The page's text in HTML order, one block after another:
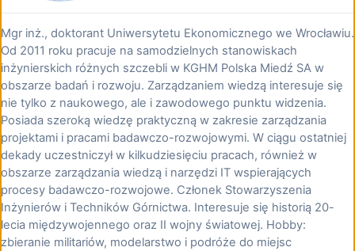
Mgr inż., doktorant Uniwersytetu Ekonomicznego we Wrocławiu.
Od 2011 roku pracuje na samodzielnych stanowiskach
inżynierskich różnych szczebli w KGHM Polska Miedź SA w
obszarze badań i rozwoju. Zarządzaniem wiedzą interesuje się
nie tylko z naukowego, ale i zawodowego punktu widzenia.
Posiada szeroką wiedzę praktyczną w zakresie zarządzania
projektami i pracami badawczo-rozwojowymi. W ciągu ostatniej
dekady uczestniczył w kilkudziesięciu pracach, również w
obszarze zarządzania wiedzą i narzędzi IT wspierających
procesy badawczo-rozwojowe. Członek Stowarzyszenia
Inżynierów i Techników Górnictwa. Interesuje się historią 20-
lecia międzywojennego oraz II wojny światowej. Hobby:
zbieranie militariów, modelarstwo i podróże do miejsc